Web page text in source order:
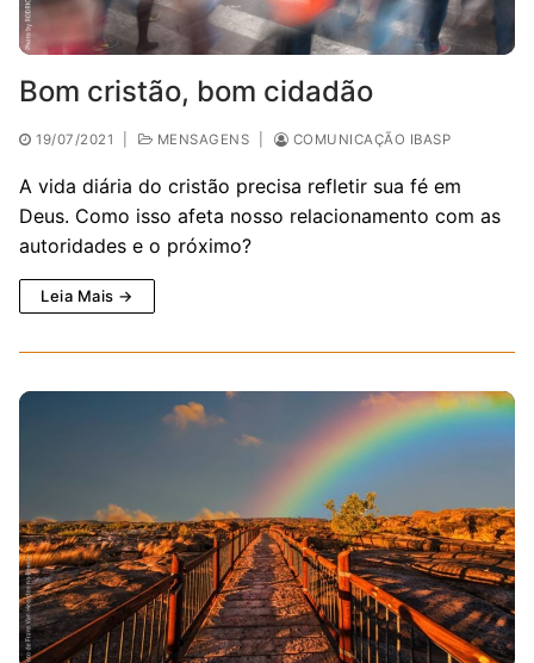
Bom cristão, bom cidadão
19/07/2021 MENSAGENS COMUNICAÇÃO IBASP
A vida diária do cristão precisa refletir sua fé em
Deus. Como isso afeta nosso relacionamento com as
autoridades e o próximo?
Leia Mais →